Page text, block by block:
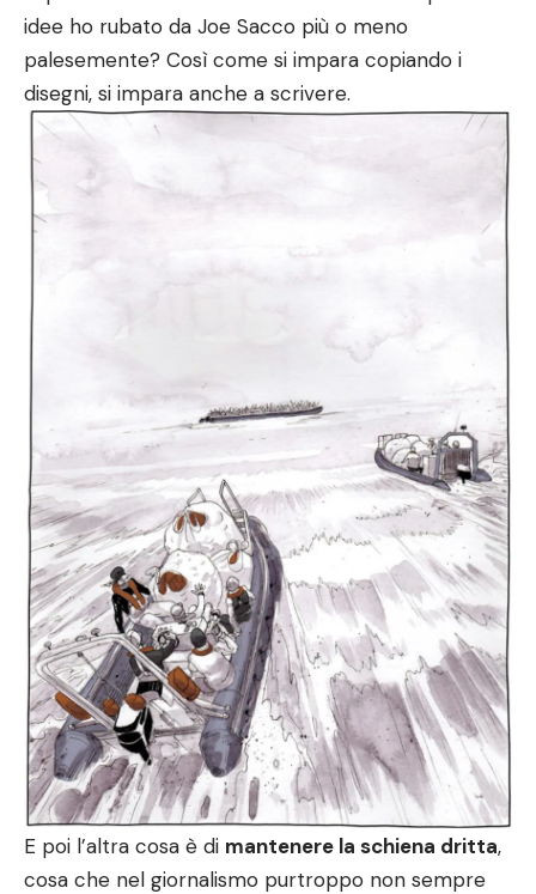
idee ho rubato da Joe Sacco più o meno
palesemente? Così come si impara copiando i
disegni, si impara anche a scrivere.
E poi l’altra cosa è di mantenere la schiena dritta,
cosa che nel giornalismo purtroppo non sempre